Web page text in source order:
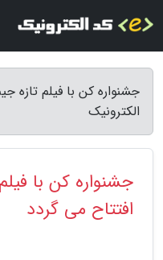
جشنواره کن با فیلم تازه
الکترونیک
جشنواره کن با
افتتاح می گردد